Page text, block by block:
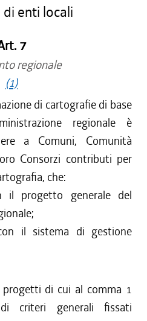
enti locali
7
regionale
(1)
di cartografie di base
regionale è
a Comuni, Comunità
Consorzi contributi per
che:
il progetto generale del
il sistema di gestione
di cui al comma 1
criteri generali fissati